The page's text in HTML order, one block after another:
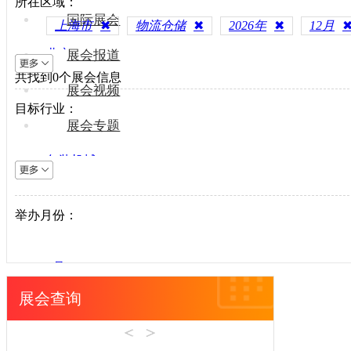
国际展会
展会报道
展会视频
展会专题
上海市 ✖ 物流仓储 ✖ 2026年 ✖ 12月
共找到0个展会信息
北京
上海
天津
重庆
山西
内蒙古
辽宁
黑龙江
江苏
目标行业：
包装机械
电梯设备
电子制造
供水处理
轨道交通
机床工具
举办月份：
1月
2月
展会查询